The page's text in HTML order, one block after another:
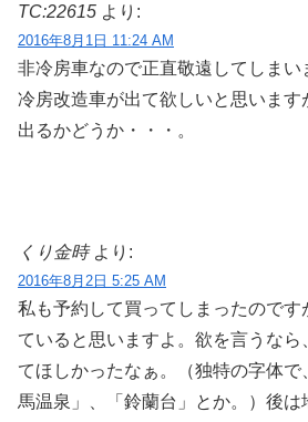
TC:22615 より:
2016年8月1日 11:24 AM
非冷房車なので正直敬遠してしまい
冷房改造車が出て欲しいと思います
出るかどうか・・・。
くり金時 より:
2016年8月2日 5:25 AM
私も予約して買ってしまったのです
ていると思いますよ。欲を言うな
てほしかったなぁ。（独特の字体
馬温泉」、「鈴蘭台」とか。）後は